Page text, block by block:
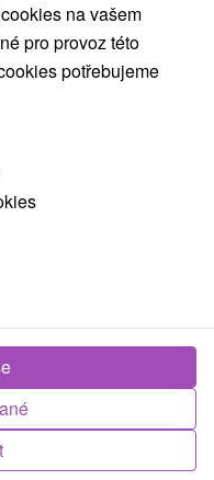
NEJLEVNĚJŠÍ
na vašem
pro provoz této
potřebujeme